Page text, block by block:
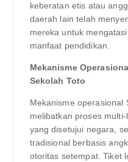
keberatan etis atau
daerah lain telah
mereka untuk
manfaat pendidikan.
Mekanisme
Sekolah Toto
Mekanisme operasional
melibatkan proses
yang disetujui negara,
tradisional berbasis
otoritas setempat. Tiket